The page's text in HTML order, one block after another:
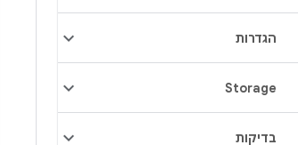
הגדרות
Storage
בדיקות